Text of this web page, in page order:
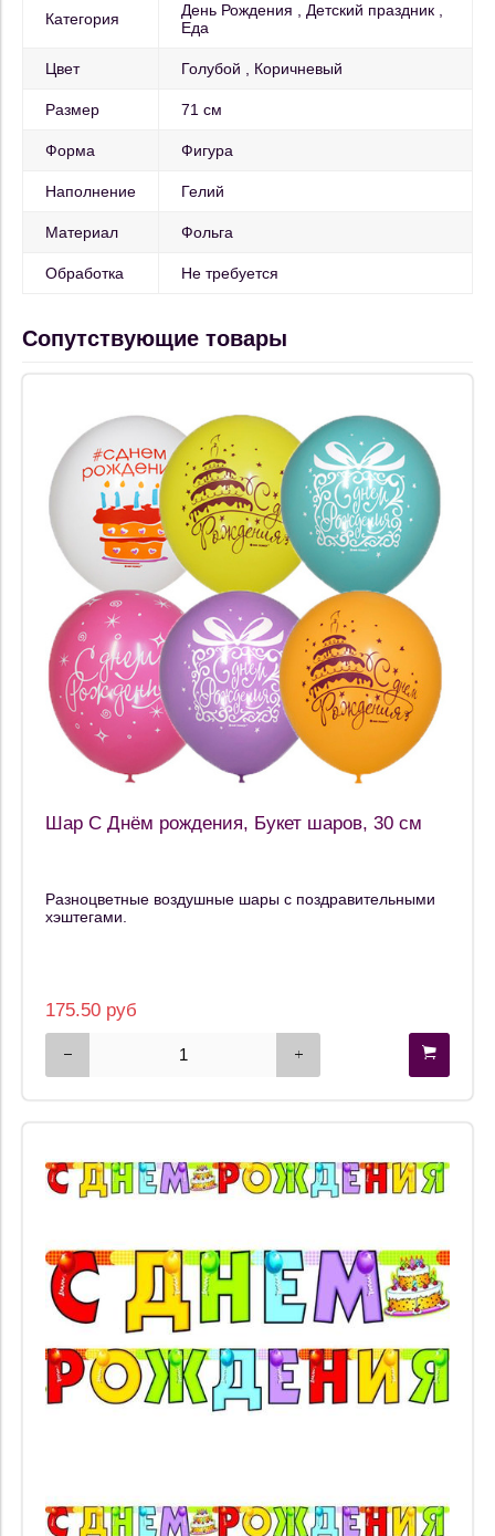
Категория День Рождения
Детский праздник
Еда
Цвет Голубой Коричневый
Размер 71 см
Форма Фигура
Наполнение Гелий
Материал Фольга
Обработка Не требуется
Сопутствующие товары
Шар С Днём рождения, Букет шаров, 30 см
Разноцветные воздушные шары с поздравительными
хэштегами.
175.50 руб